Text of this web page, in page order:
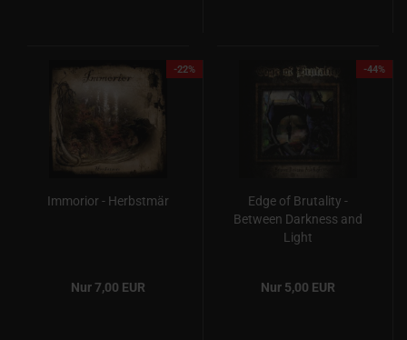
-22%
Immorior - Herbstmär
Nur 7,00 EUR
-44%
Edge of Brutality -
Between Darkness and
Light
Nur 5,00 EUR